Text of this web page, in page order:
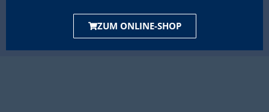
ZUM ONLINE-SHOP